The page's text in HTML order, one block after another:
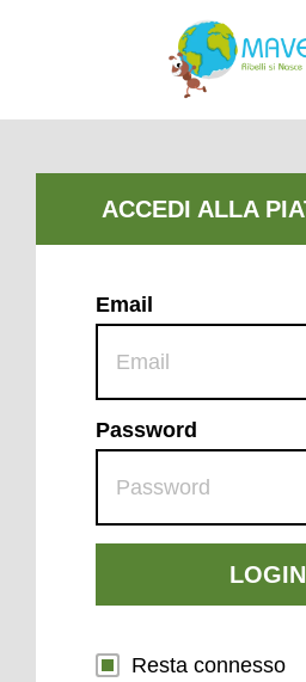
Email
Password
LOGIN
Resta connesso